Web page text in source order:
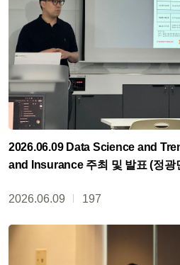
2026.06.09 Data Science and
and Insurance 주최 및 발표 (정광
2026.06.09
197